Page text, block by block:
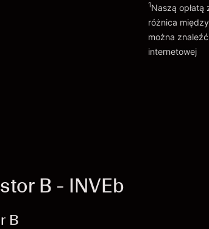
Opłaty i
1Naszą
różnica
można
internetowej
B - INVEb
B